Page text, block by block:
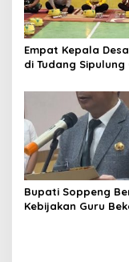
Empat Kepala
di Tudang Sipulung
Tuai Tanda Tanya
Bupati Soppeng
Kebijakan Guru